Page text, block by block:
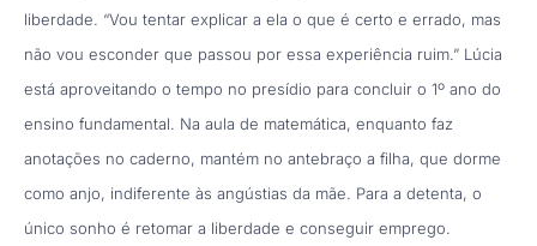
liberdade. “Vou tentar explicar a ela o que é certo e errado, mas
não vou esconder que passou por essa experiência ruim.” Lúcia
está aproveitando o tempo no presídio para concluir o 1º ano do
ensino fundamental. Na aula de matemática, enquanto faz
anotações no caderno, mantém no antebraço a filha, que dorme
como anjo, indiferente às angústias da mãe. Para a detenta, o
único sonho é retomar a liberdade e conseguir emprego.